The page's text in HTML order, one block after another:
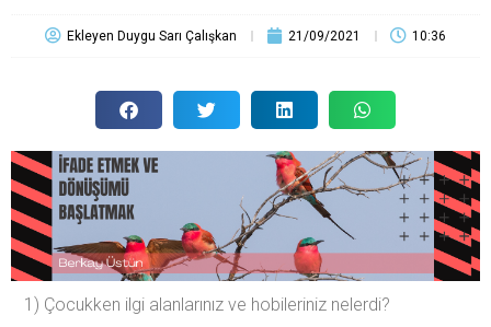
Ekleyen Duygu Sarı Çalışkan 21/09/2021 10:36
1) Çocukken ilgi alanlarınız ve hobileriniz nelerdi?